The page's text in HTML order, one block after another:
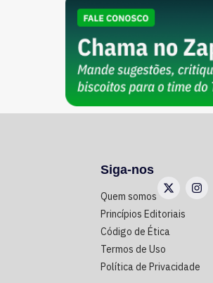
Siga-nos
Quem somos
Princípios Editoriais
Código de Ética
Termos de Uso
Política de Privacidade